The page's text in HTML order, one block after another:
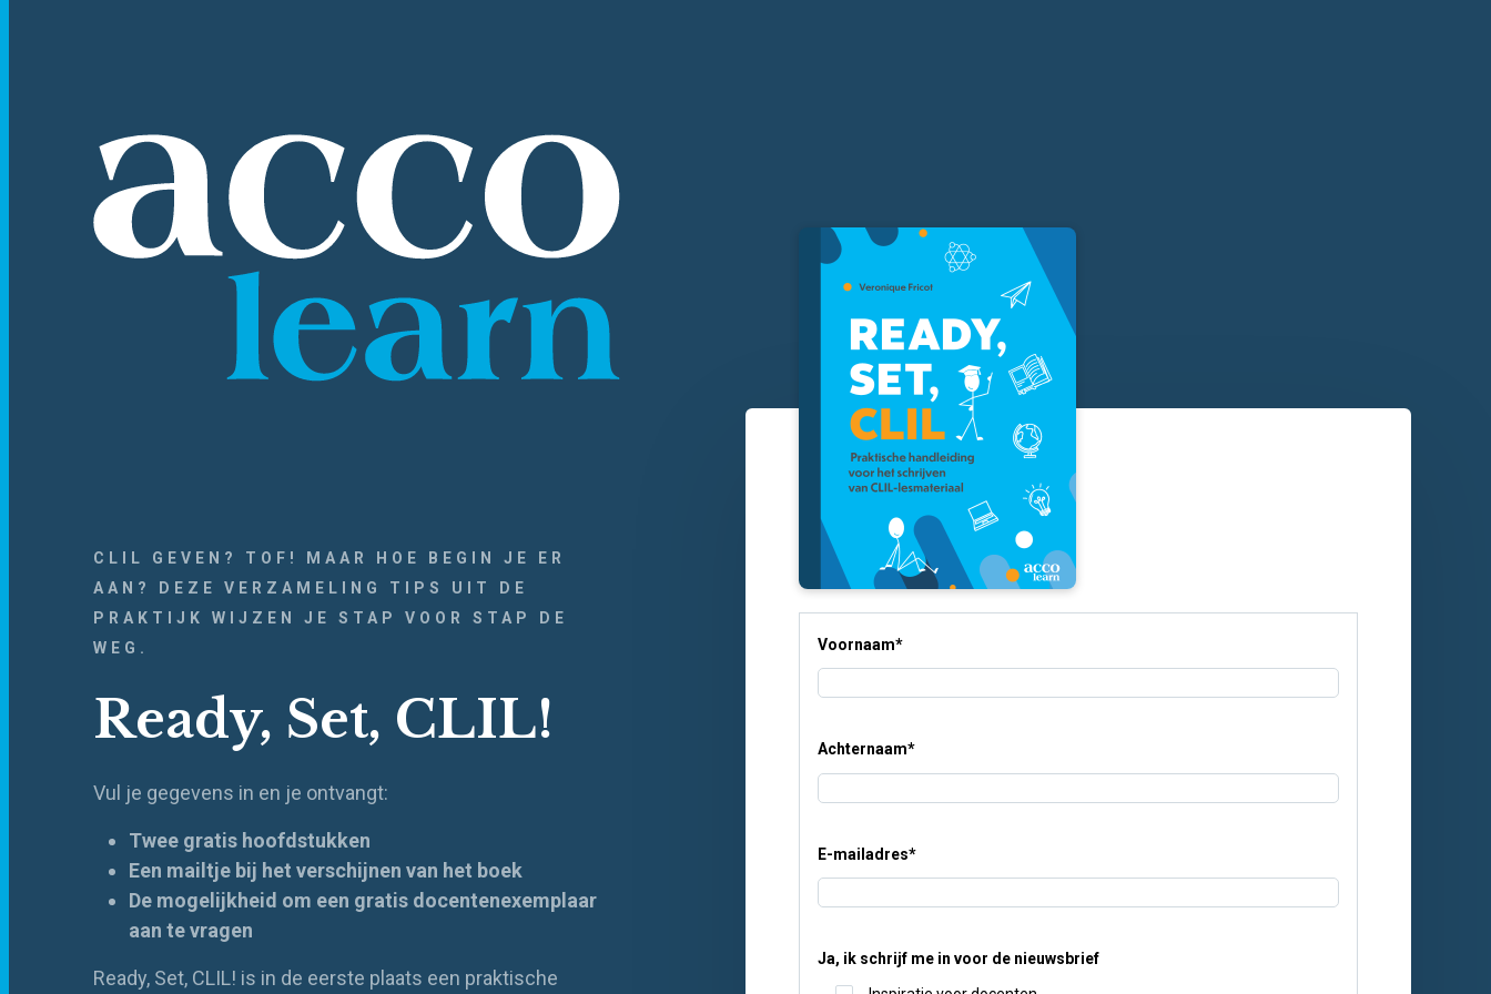
CLIL GEVEN? TOF! MAAR HOE BEGIN JE ER
AAN? DEZE VERZAMELING TIPS UIT DE
PRAKTIJK WIJZEN JE STAP VOOR STAP DE
WEG.
Ready, Set, CLIL!
Vul je gegevens in en je ontvangt:
Twee gratis hoofdstukken
Een mailtje bij het verschijnen van het boek
De mogelijkheid om een gratis docentenexemplaar
aan te vragen
Ready, Set, CLIL! is in de eerste plaats een praktische
Voornaam*
Achternaam*
E-mailadres*
Ja, ik schrijf me in voor de nieuwsbrief